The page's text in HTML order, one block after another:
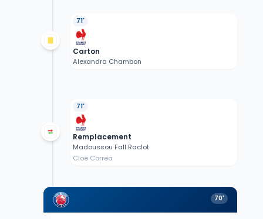
71'
Carton
Alexandra Chambon
71'
Remplacement
Madoussou Fall Raclot
Cloé Correa
70'